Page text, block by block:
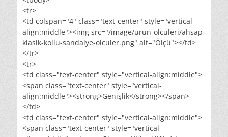
<tr>
<td colspan="4" class="text-center" style="vertical-
align:middle"><img src="/image/urun-olculeri/ahsap-
klasik-kollu-sandalye-olculer.png" alt="Ölçü"></td>
</tr>
<tr>
<td class="text-center" style="vertical-align:middle">
<span class="text-center" style="vertical-
align:middle"><strong>Genişlik</strong></span>
</td>
<td class="text-center" style="vertical-align:middle">
<span class="text-center" style="vertical-